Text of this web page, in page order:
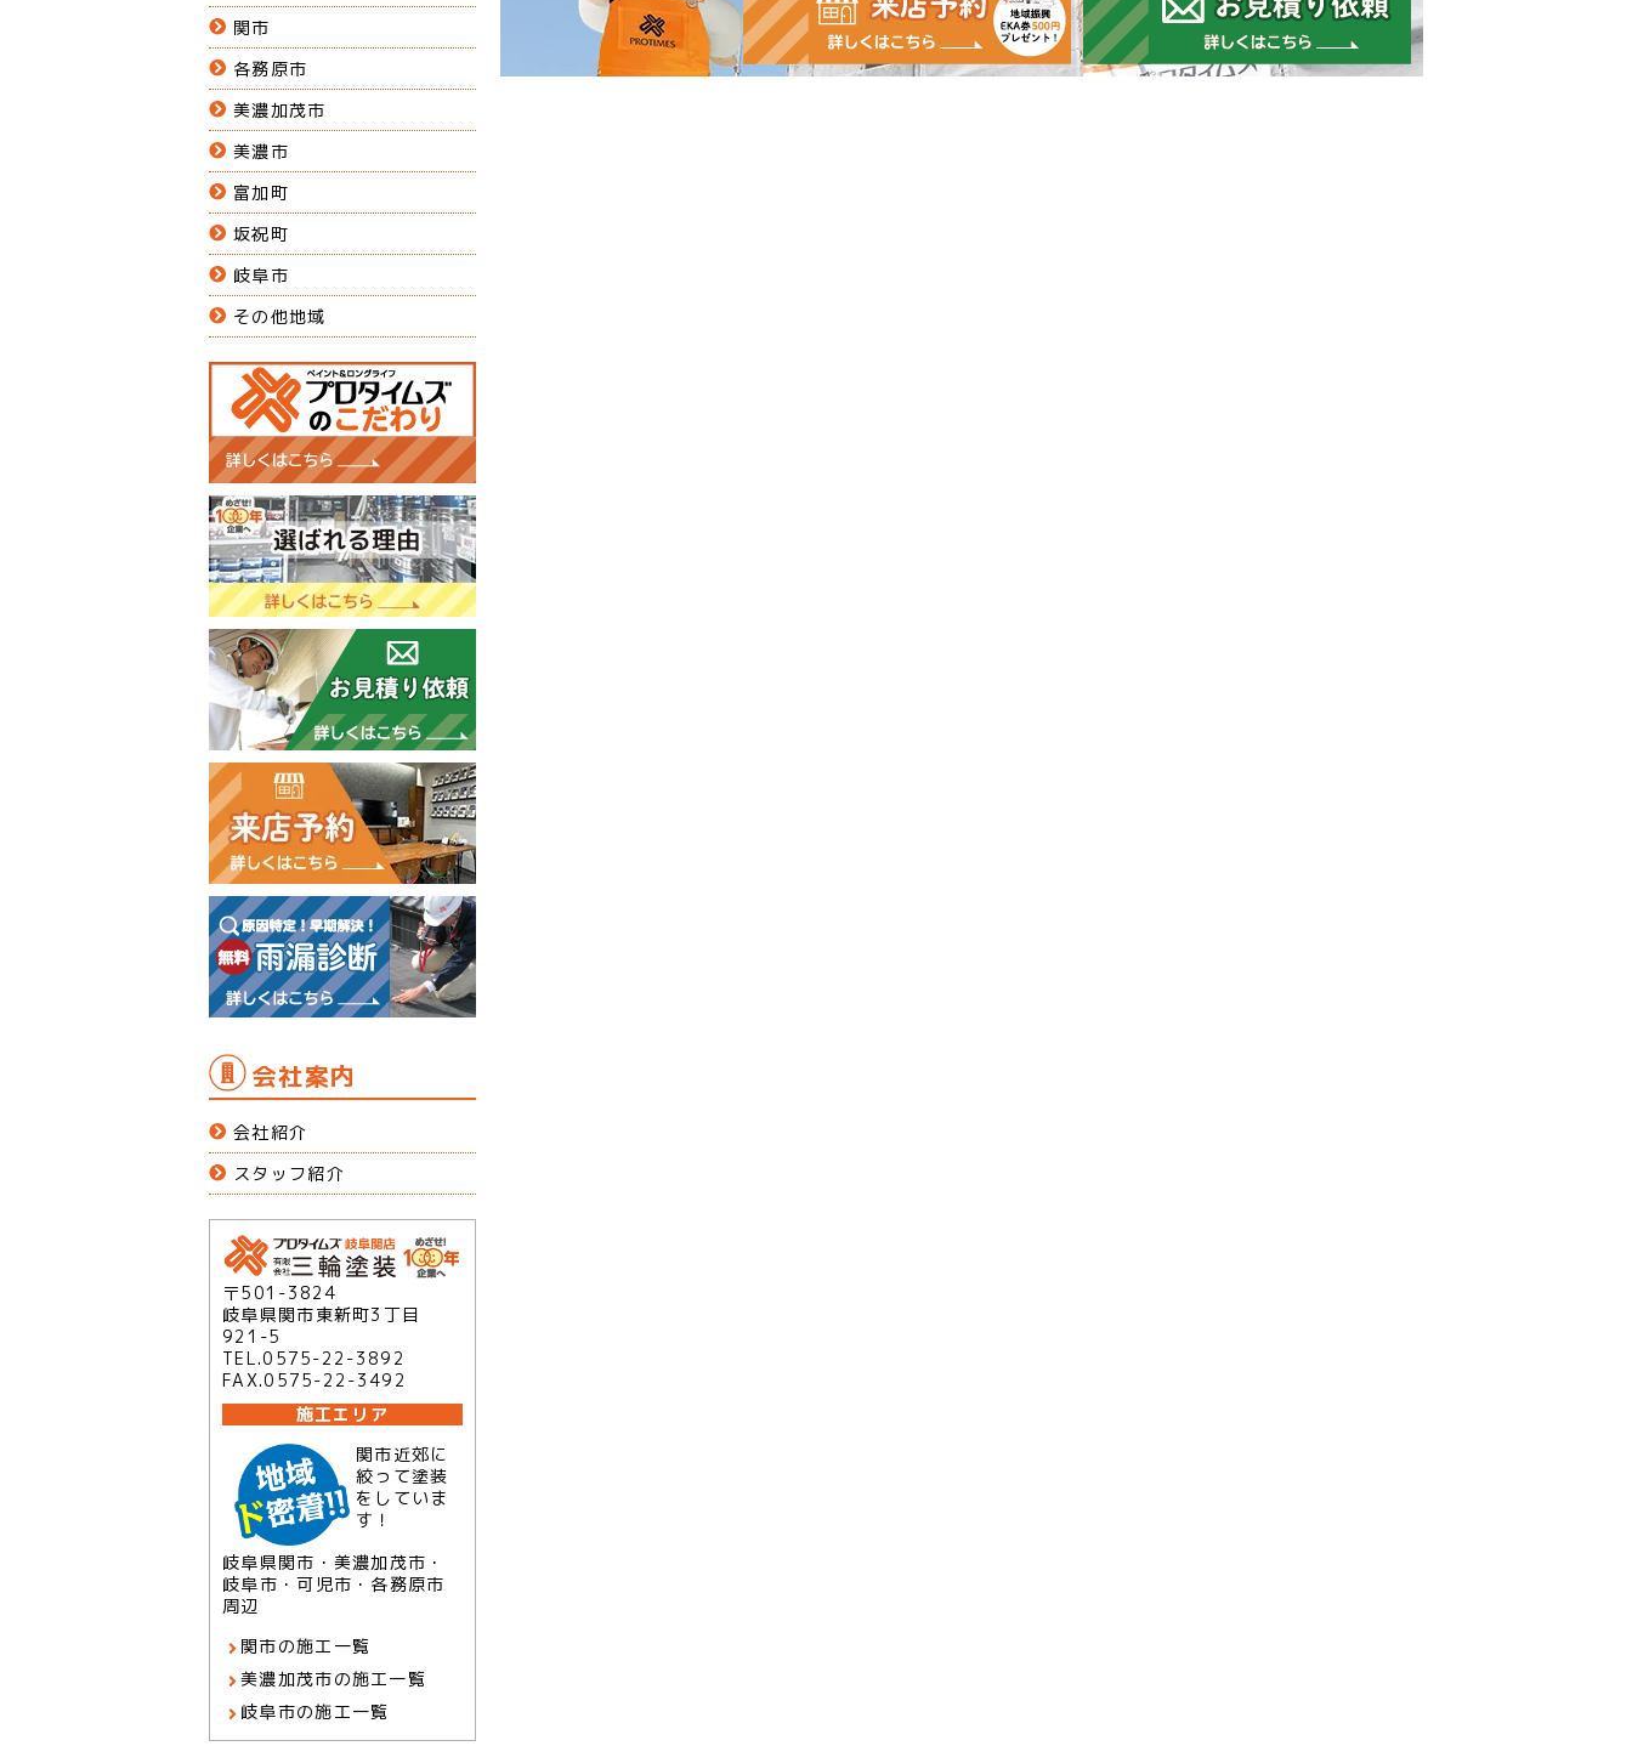
関市
各務原市
美濃加茂市
美濃市
富加町
坂祝町
岐阜市
その他地域
会社案内
会社紹介
スタッフ紹介
〒501-3824
岐阜県関市東新町3丁目
921-5
TEL.0575-22-3892
FAX.0575-22-3492
施工エリア
関市近郊に
絞って塗装
をしていま
す！
岐阜県関市・美濃加茂市・
岐阜市・可児市・各務原市
周辺
関市の施工一覧
美濃加茂市の施工一覧
岐阜市の施工一覧